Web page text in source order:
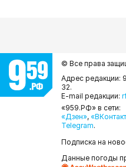
© Все права
Адрес редакции:
32.
E-mail редакции:
«959.РФ» в сети:
«Дзен»,
Telegram.
Подписка на
Данные погоды